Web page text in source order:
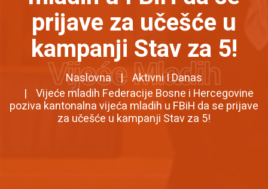
prijave za učešće u
kampanji Stav za 5!
Naslovna
Aktivni I Danas
Vijeće mladih Federacije Bosne i Hercegovine
poziva kantonalna vijeća mladih u FBiH da se prijave
za učešće u kampanji Stav za 5!
Vijeće Mladih